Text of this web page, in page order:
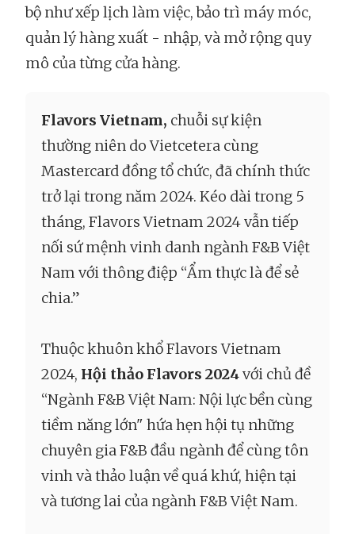
bộ như xếp lịch làm việc, bảo trì máy móc,
quản lý hàng xuất - nhập, và mở rộng quy
mô của từng cửa hàng.
Flavors Vietnam, chuỗi sự kiện
thường niên do Vietcetera cùng
Mastercard đồng tổ chức, đã chính thức
trở lại trong năm 2024. Kéo dài trong 5
tháng, Flavors Vietnam 2024 vẫn tiếp
nối sứ mệnh vinh danh ngành F&B Việt
Nam với thông điệp “Ẩm thực là để sẻ
chia.”
Thuộc khuôn khổ Flavors Vietnam
2024, Hội thảo Flavors 2024với chủ đề
“Ngành F&B Việt Nam: Nội lực bền cùng
tiềm năng lớn" hứa hẹn hội tụ những
chuyên gia F&B đầu ngành để cùng tôn
vinh và thảo luận về quá khứ, hiện tại
và tương lai của ngành F&B Việt Nam.